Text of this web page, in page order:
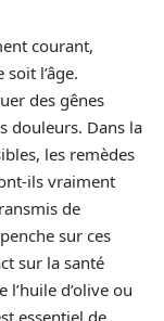
courant,
l’âge.
des gênes
douleurs. Dans la
les remèdes
ils vraiment
de
sur ces
sur la santé
d’olive ou
essentiel de